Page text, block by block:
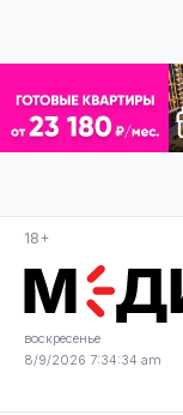
18+
воскресенье
8/9/2026 7:34:35 am